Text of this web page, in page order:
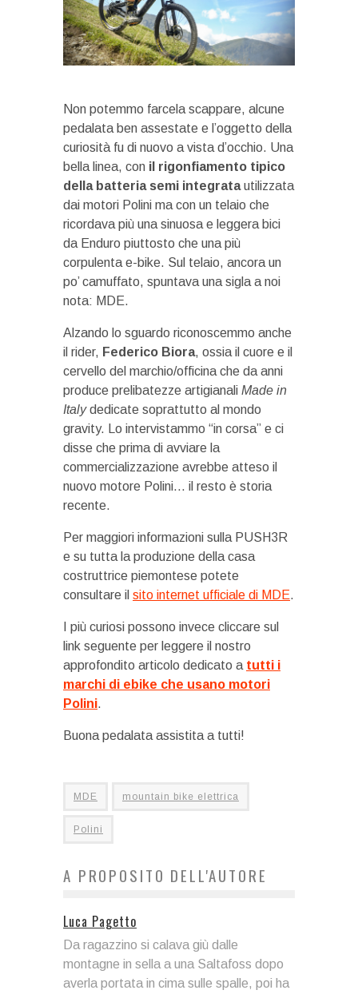
Non potemmo farcela scappare, alcune
pedalata ben assestate e l’oggetto della
curiosità fu di nuovo a vista d’occhio. Una
bella linea, con il rigonfiamento tipico
della batteria semi integratautilizzata
dai motori Polini ma con un telaio che
ricordava più una sinuosa e leggera bici
da Enduro piuttosto che una più
corpulenta e-bike. Sul telaio, ancora un
po’ camuffato, spuntava una sigla a noi
nota: MDE.
Alzando lo sguardo riconoscemmo anche
il rider, Federico Biora, ossia il cuore e il
cervello del marchio/officina che da anni
produce prelibatezze artigianali Made in
Italydedicate soprattutto al mondo
gravity. Lo intervistammo “in corsa” e ci
disse che prima di avviare la
commercializzazione avrebbe atteso il
nuovo motore Polini… il resto è storia
recente.
Per maggiori informazioni sulla PUSH3R
e su tutta la produzione della casa
costruttrice piemontese potete
consultare il sito internet ufficiale di MDE.
I più curiosi possono invece cliccare sul
link seguente per leggere il nostro
approfondito articolo dedicato a tutti i
marchi di ebike che usano motori
Polini.
Buona pedalata assistita a tutti!
MDE mountain bike elettrica
Polini
A PROPOSITO DELL'AUTORE
Luca Pagetto
Da ragazzino si calava giù dalle
montagne in sella a una Saltafoss dopo
averla portata in cima sulle spalle, poi ha